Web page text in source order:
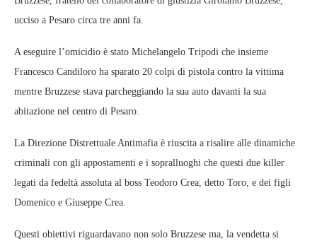
ucciso a Pesaro circa tre anni fa.
A eseguire l’omicidio è stato Michelangelo Tripodi che insieme
Francesco Candiloro ha sparato 20 colpi di pistola contro la vittima
mentre Bruzzese stava parcheggiando la sua auto davanti la sua
abitazione nel centro di Pesaro.
La Direzione Distrettuale Antimafia è riuscita a risalire alle dinamiche
criminali con gli appostamenti e i sopralluoghi che questi due killer
legati da fedeltà assoluta al boss Teodoro Crea, detto Toro, e dei figli
Domenico e Giuseppe Crea.
Questi obiettivi riguardavano non solo Bruzzese ma, la vendetta si